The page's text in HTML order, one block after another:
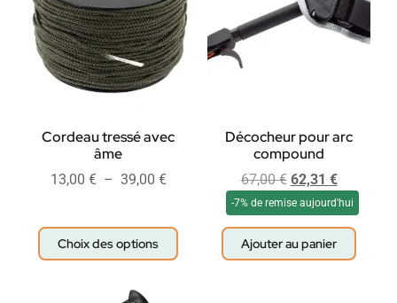
Cordeau tressé avec
âme
13,00 € – 39,00 €
Choix des options
Décocheur pour arc
compound
67,00€ 62,31 €
-7% de remise aujourd'hui
Ajouter au panier